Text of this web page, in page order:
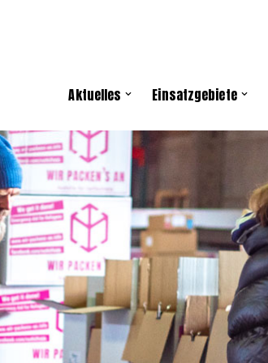
Aktuelles Einsatzgebiete